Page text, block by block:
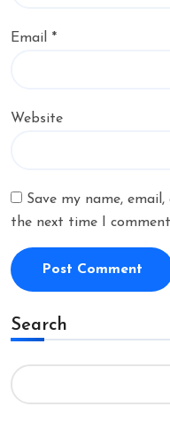
Email *
Website
Save my name,
the next time I
Search